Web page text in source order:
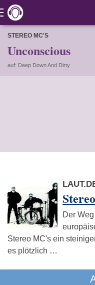
STEREO MC'S
Unconscious
auf: Deep Down And Dirty
Der
Stereo MC's ein
es plötzlich …